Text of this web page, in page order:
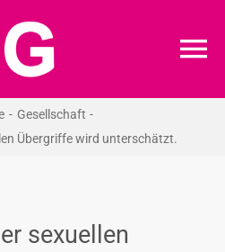
Gesellschaft
Übergriffe wird unterschätzt.
sexuellen